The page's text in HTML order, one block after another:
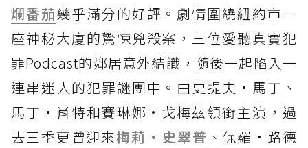
爛番茄幾乎滿分的好評。劇情圍繞紐約市一
座神秘大廈的驚悚兇殺案，三位愛聽真實犯
罪Podcast的鄰居意外結識，隨後一起陷入一
連串迷人的犯罪謎團中。由史提夫·馬丁、
馬丁·肖特和賽琳娜·戈梅茲領銜主演，過
去三季更曾迎來梅莉·史翠普 、保羅·路德